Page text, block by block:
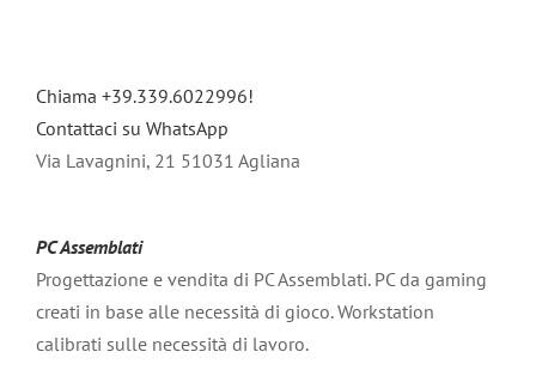
Chiama +39.339.6022996!
Contattaci su WhatsApp
Via Lavagnini, 21 51031 Agliana
PC Assemblati
Progettazione e vendita di PC Assemblati. PC da gaming
creati in base alle necessità di gioco. Workstation
calibrati sulle necessità di lavoro.